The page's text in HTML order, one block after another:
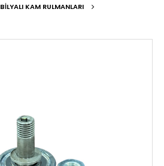
BILYALI KAM RULMANLARI